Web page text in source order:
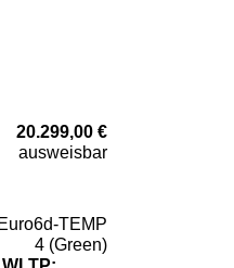
20.299,00 €
ausweisbar
Euro6d-TEMP
4 (Green)